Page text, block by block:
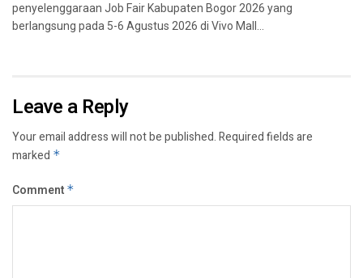
penyelenggaraan Job Fair Kabupaten Bogor 2026 yang
berlangsung pada 5-6 Agustus 2026 di Vivo Mall...
Leave a Reply
Your email address will not be published.Required fields are
marked *
Comment *